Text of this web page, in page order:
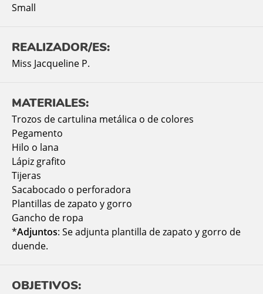
Small
REALIZADOR/ES:
Miss Jacqueline P.
MATERIALES:
Trozos de cartulina metálica o de colores
Pegamento
Hilo o lana
Lápiz grafito
Tijeras
Sacabocado o perforadora
Plantillas de zapato y gorro
Gancho de ropa
*Adjuntos: Se adjunta plantilla de zapato y gorro de
duende.
OBJETIVOS: